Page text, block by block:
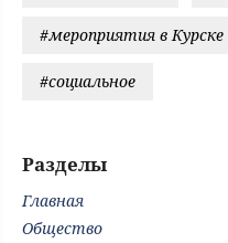
#мероприятия в Курске
#социальное
Разделы
Главная
Общество